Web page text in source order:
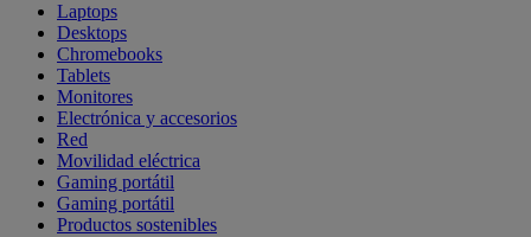
Laptops
Desktops
Chromebooks
Tablets
Monitores
Electrónica y accesorios
Red
Movilidad eléctrica
Gaming portátil
Gaming portátil
Productos sostenibles